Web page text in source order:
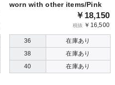
worn with other items/Pink
￥18,150
税抜 ￥16,500
36
在庫あり
38
在庫あり
40
在庫あり